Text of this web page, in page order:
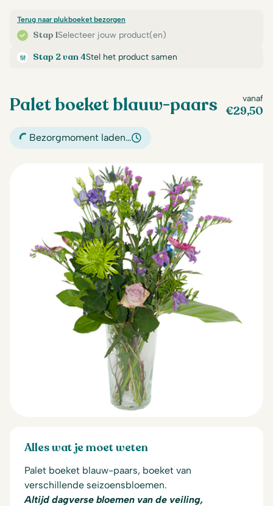
Stap 1Selecteer jouw product(en)
Terug naar plukboeket bezorgen
Stap 2 van 4Stel het product samen
Palet boeket blauw-paars vanaf
€29,50
Bezorgmoment laden…
Alles wat je moet weten
Palet boeket blauw-paars, boeket van
verschillende seizoensbloemen.
Altijd dagverse bloemen van de veiling,